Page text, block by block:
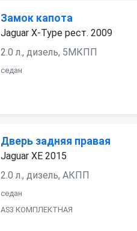
Замок капота
Jaguar X-Type рест. 2009
2.0 л., дизель, 5МКПП
седан
Дверь задняя правая
Jaguar XE 2015
2.0 л., дизель, АКПП
седан
AS3 КОМПЛЕКТНАЯ